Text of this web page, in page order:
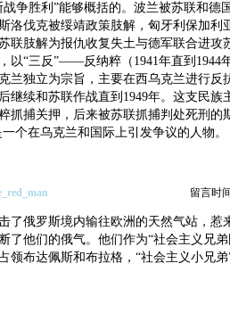
战争胜利”能够概括的。波兰被苏联和德
洛伐克被绥靖政策肢解，匈牙利保加利
联肢解为报仇收复失土与德军联合进攻
以“三反”——反纳粹（1941年直到1944
兰独立为宗旨，主要在西乌克兰进行反
继续和苏联作战直到1949年。这支民族
抓捕关押，后来被苏联抓捕判处死刑的
个在乌克兰和国际上引发争议的人物。
留言时
了俄罗斯境内输往欧洲的天然气站，惹
了他们的俄气。他们作为“社会主义兄
布达佩斯和布拉格，“社会主义小兄弟